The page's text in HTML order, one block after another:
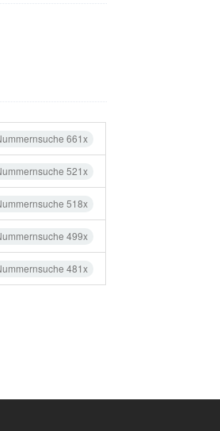
661x
521x
518x
499x
481x